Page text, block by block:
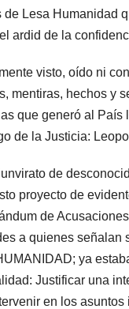
Lesa Humanidad
ardid de la
visto, oído ni
mentiras, hechos y
que generó al
de la Justicia:
de
proyecto de
de
a quienes
ya
Justificar una
en los